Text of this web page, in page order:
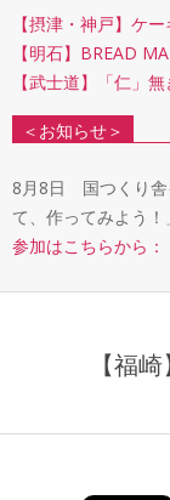
【摂津・神戸】ケ
【明石】BREAD
【武士道】「仁」
＜お知らせ＞
8月8日 国つくり舎
て、作ってみよう！
参加はこちらから：
【福